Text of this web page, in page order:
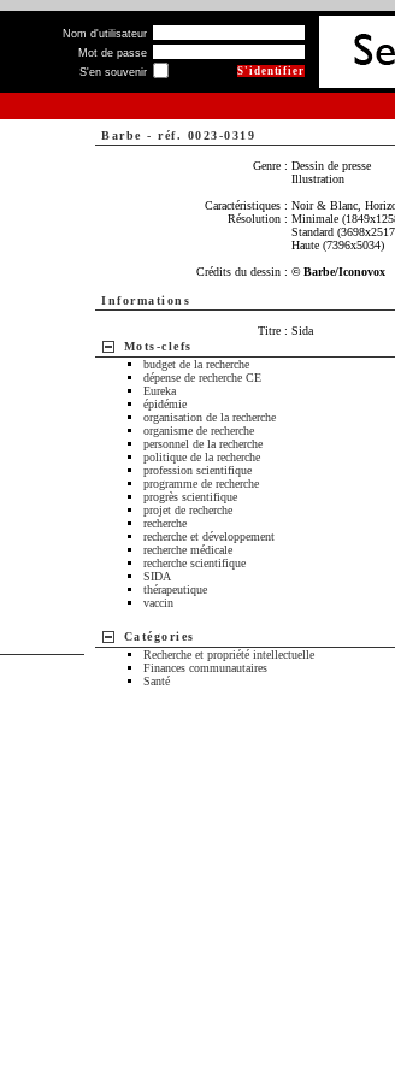
Nom d'utilisateur
Mot de passe
S'en souvenir
Barbe - réf. 0023-0319
Genre : Dessin de presse
Illustration
Caractéristiques : Noir & Blanc,
Résolution : Minimale
Standard
Haute (7396x5034)
Crédits du dessin : © Barbe/Iconovox
Informations
Titre : Sida
Mots-clefs
budget de la recherche
dépense de recherche CE
Eureka
épidémie
organisation de la recherche
organisme de recherche
personnel de la recherche
politique de la recherche
profession scientifique
programme de recherche
progrès scientifique
projet de recherche
recherche
recherche et développement
recherche médicale
recherche scientifique
SIDA
thérapeutique
vaccin
Catégories
Recherche et propriété intellectuelle
Finances communautaires
Santé